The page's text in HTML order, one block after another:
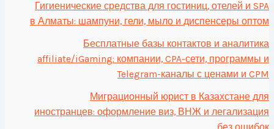
Гигиенические средства для гостиниц, отелей и SPA
в Алматы: шампуни, гели, мыло и диспенсеры оптом
Бесплатные базы контактов и аналитика
affiliate/iGaming: компании, CPA-сети, программы и
Telegram-каналы с ценами и CPM
Миграционный юрист в Казахстане для
иностранцев: оформление виз, ВНЖ и легализация